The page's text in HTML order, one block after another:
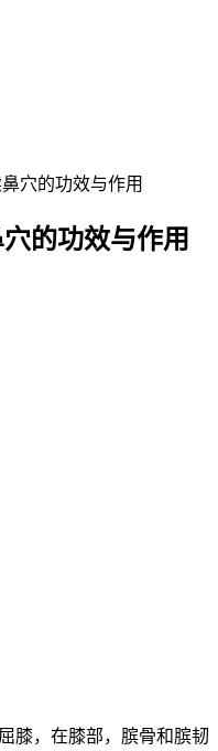
穴的功效与作用
的功效与作用
膝，在膝部，膑骨和膑韧